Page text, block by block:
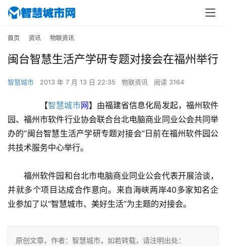
首页 资讯 物联资讯
闽台智慧生活产学研专题对接会在福州举行
智慧城市 2013 年 7 月 13 日 22:35 物联资讯 阅读 3164
【智慧城市网】由福建省信息化局发起，福州软件
园、福州市软件行业协会联合台北电脑商业同业公会共同举
办的“闽台智慧生活产学研专题对接会”日前在福州软件园公
共技术服务中心举行。
福州软件园和台北市电脑商业同业公会代表开展洽谈，
并就多个项目达成合作意向。来自海峡两岸40多家知名企
业参加了以“智慧城市、美好生活”为主题的对接会。
原创文章，作者：智慧城市，如若转载，请注明出处：